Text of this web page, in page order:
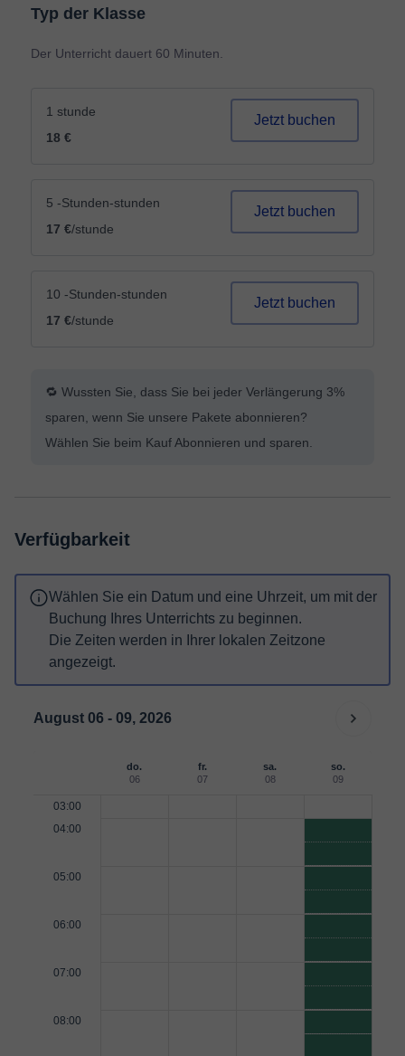
Typ der Klasse
Der Unterricht dauert 60 Minuten.
1 stunde
18 €
Jetzt buchen
5 -Stunden-stunden
17 €/stunde
Jetzt buchen
10 -Stunden-stunden
17 €/stunde
Jetzt buchen
🔁 Wussten Sie, dass Sie bei jeder Verlängerung 3%
sparen, wenn Sie unsere Pakete abonnieren?
Wählen Sie beim Kauf Abonnieren und sparen.
Verfügbarkeit
Wählen Sie ein Datum und eine Uhrzeit, um mit der
Buchung Ihres Unterrichts zu beginnen.
Die Zeiten werden in Ihrer lokalen Zeitzone
angezeigt.
August 06 - 09, 2026
do.
06
fr.
07
sa.
08
so.
09
03:00
04:00
05:00
06:00
07:00
08:00